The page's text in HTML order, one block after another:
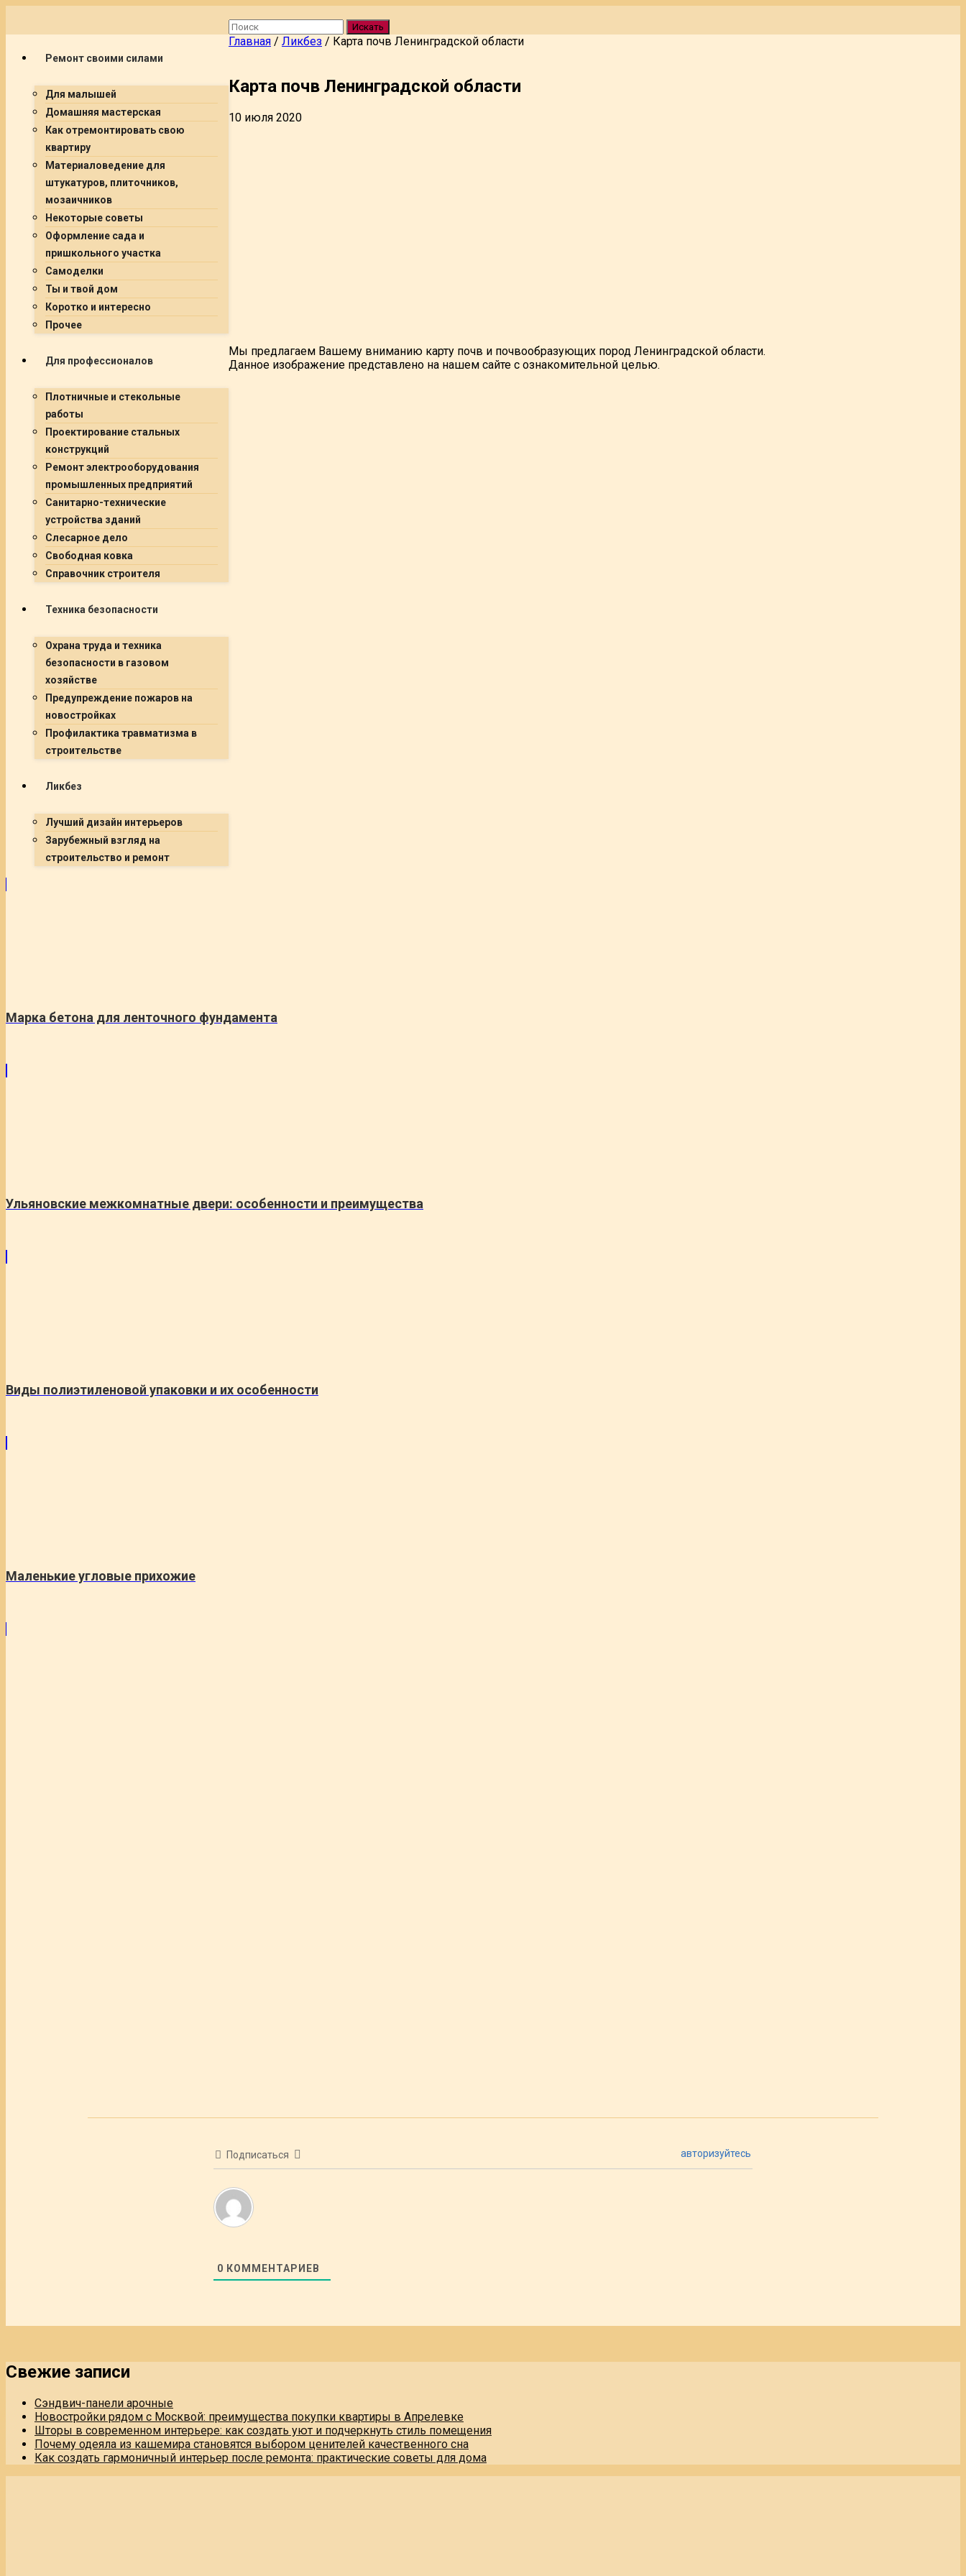
Ремонт своими силами
Для малышей
Домашняя мастерская
Как отремонтировать свою
квартиру
Материаловедение для
штукатуров, плиточников,
мозаичников
Некоторые советы
Оформление сада и
пришкольного участка
Самоделки
Ты и твой дом
Коротко и интересно
Прочее
Для профессионалов
Плотничные и стекольные
работы
Проектирование стальных
конструкций
Ремонт электрооборудования
промышленных предприятий
Санитарно-технические
устройства зданий
Слесарное дело
Свободная ковка
Справочник строителя
Техника безопасности
Охрана труда и техника
безопасности в газовом
хозяйстве
Предупреждение пожаров на
новостройках
Профилактика травматизма в
строительстве
Ликбез
Лучший дизайн интерьеров
Зарубежный взгляд на
строительство и ремонт
Искать
Главная / Ликбез / Карта почв Ленинградской области
Карта почв Ленинградской области
10 июля 2020
Мы предлагаем Вашему вниманию карту почв и почвообразующих пород Ленинградской области.
Данное изображение представлено на нашем сайте с ознакомительной целью.
Марка бетона для ленточного фундамента
Ульяновские межкомнатные двери: особенности и преимущества
Виды полиэтиленовой упаковки и их особенности
Маленькие угловые прихожие
Подписаться авторизуйтесь
0 КОММЕНТАРИЕВ
Свежие записи
Сэндвич-панели арочные
Новостройки рядом с Москвой: преимущества покупки квартиры в Апрелевке
Шторы в современном интерьере: как создать уют и подчеркнуть стиль помещения
Почему одеяла из кашемира становятся выбором ценителей качественного сна
Как создать гармоничный интерьер после ремонта: практические советы для дома